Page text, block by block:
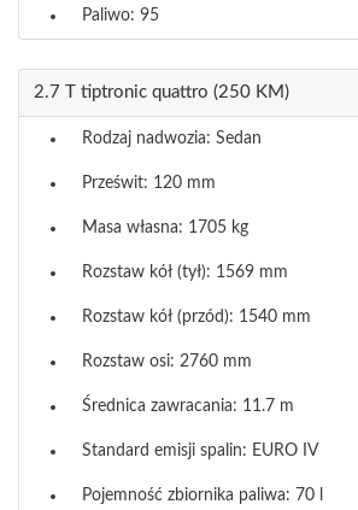
Paliwo: 95
2.7 T tiptronic quattro (250 KM)
Rodzaj nadwozia: Sedan
Prześwit: 120 mm
Masa własna: 1705 kg
Rozstaw kół (tył): 1569 mm
Rozstaw kół (przód): 1540 mm
Rozstaw osi: 2760 mm
Średnica zawracania: 11.7 m
Standard emisji spalin: EURO IV
Pojemność zbiornika paliwa: 70 l